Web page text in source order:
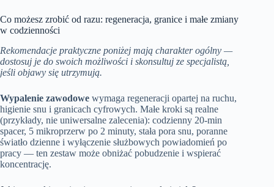
Co możesz zrobić od razu: regeneracja, granice i małe zmiany
w codzienności
Rekomendacje praktyczne poniżej mają charakter ogólny —
dostosuj je do swoich możliwości i skonsultuj ze specjalistą,
jeśli objawy się utrzymują.
Wypalenie zawodowe wymaga regeneracji opartej na ruchu,
higienie snu i granicach cyfrowych. Małe kroki są realne
(przykłady, nie uniwersalne zalecenia): codzienny 20‑min
spacer, 5 mikroprzerw po 2 minuty, stała pora snu, poranne
światło dzienne i wyłączenie służbowych powiadomień po
pracy — ten zestaw może obniżać pobudzenie i wspierać
koncentrację.